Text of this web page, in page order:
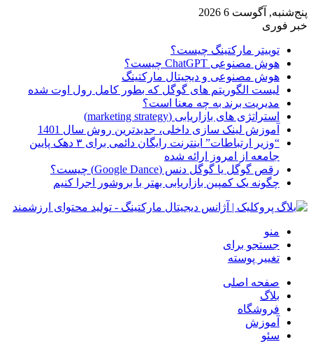
پنج‌شنبه, آگوست 6 2026
خبر فوری
توییتر مارکتینگ چیست؟
هوش مصنوعی ChatGPT چیست؟
هوش مصنوعی و دیجیتال مارکتینگ
لیست الگوریتم های گوگل که بطور کامل رول اوت شده
مدیریت برند به چه معنا است؟
استراتژی های بازاریابی (marketing strategy)
آموزش لینک سازی داخلی، جدیدترین روش سال 1401
“وزیر ارتباطات” اینترنت رایگان دائمی برای ۳ دهک پایین
جامعه از امروز ارائه شده
رقص گوگل یا گوگل دنس (Google Dance) چیست؟
چگونه یک کمپین بازاریابی بهتر با بروشور اجرا کنیم
منو
جستجو برای
تغییر پوسته
صفحه اصلی
بلاگ
فروشگاه
آموزش
سئو